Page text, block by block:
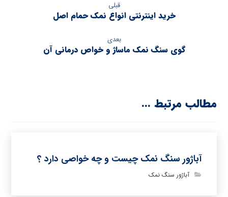
قبلی
خرید اینترنتی انواع نمک حمام اصل
بعدی
گوی سنگ نمک ماساژ و خواص درمانی آن
مطالب مرتبط ...
آباژور سنگ نمک چیست و چه خواصی دارد ؟
آباژور سنگ نمک